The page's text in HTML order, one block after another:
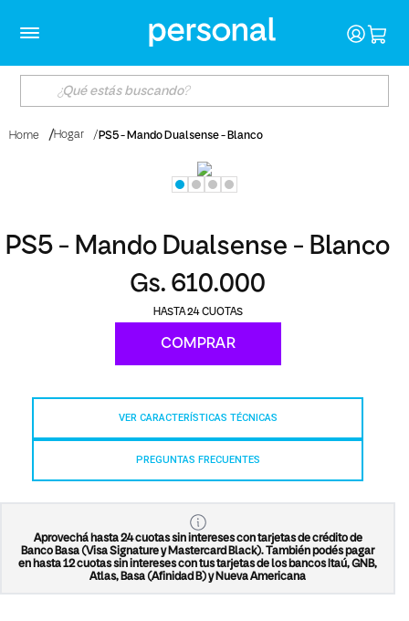
Home Hogar PS5 - Mando Dualsense - Blanco
PS5 - Mando Dualsense - Blanco
Gs. 610.000
24
COMPRAR
VER CARACTERÍSTICAS TÉCNICAS
PREGUNTAS FRECUENTES
Aprovechá hasta 24 cuotas sin intereses con tarjetas de crédito de
Banco Basa (Visa Signature y Mastercard Black). También podés pagar
en hasta 12 cuotas sin intereses con tus tarjetas de los bancos Itaú, GNB,
Atlas, Basa (Afinidad B) y Nueva Americana